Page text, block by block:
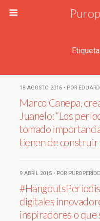
18 AGOSTO 2016 • POR
Marco Canepa,
Juanelo: “Los
tomado
tienen de construir
9 ABRIL 2015 • POR
digitales
inspiradores o que